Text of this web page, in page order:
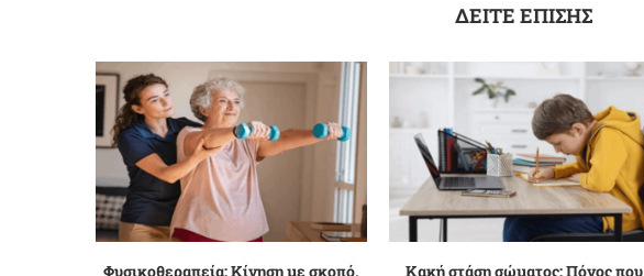
ΔΕΙΤΕ ΕΠΙΣΗΣ
Φυσικοθεραπεία: Κίνηση με σκοπό,
Κακή στάση σώματος: Πόνος που